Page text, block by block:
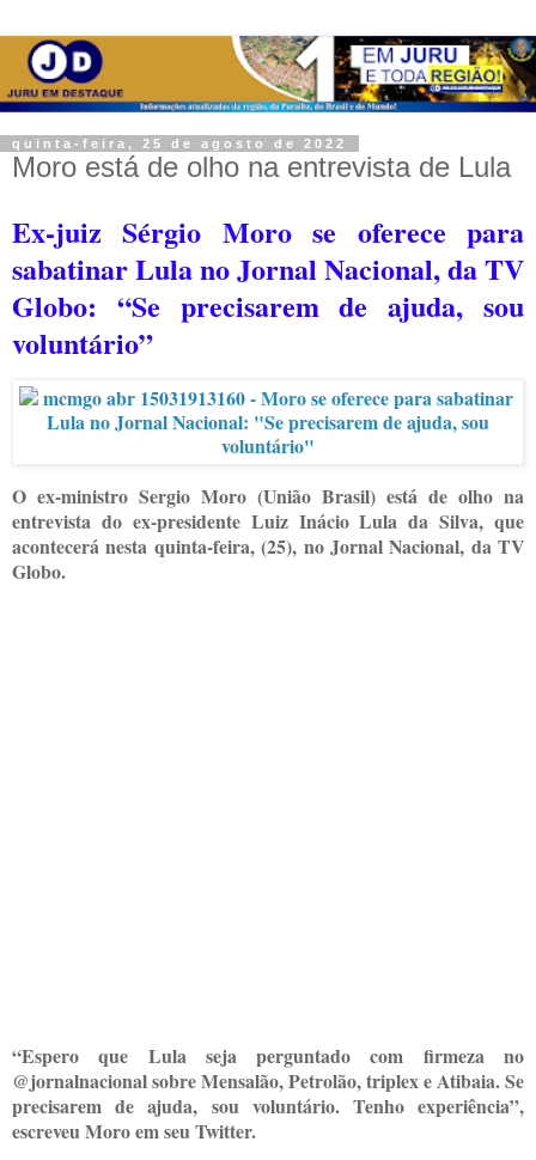
quinta-feira, 25 de agosto de 2022
Moro está de olho na entrevista de Lula
Ex-juiz Sérgio Moro se oferece para
sabatinar Lula no Jornal Nacional, da TV
Globo: “Se precisarem de ajuda, sou
voluntário”
O ex-ministro Sergio Moro (União Brasil) está de olho na
entrevista do ex-presidente Luiz Inácio Lula da Silva, que
acontecerá nesta quinta-feira, (25), no Jornal Nacional, da TV
Globo.
“Espero que Lula seja perguntado com firmeza no
@jornalnacional sobre Mensalão, Petrolão, triplex e Atibaia. Se
precisarem de ajuda, sou voluntário. Tenho experiência”,
escreveu Moro em seu Twitter.